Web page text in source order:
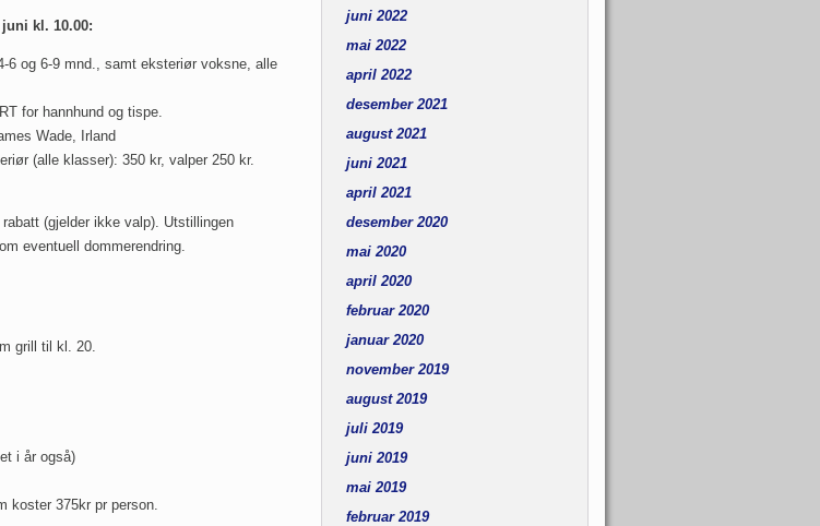
juni kl. 10.00:
6 og 6-9 mnd., samt eksteriør voksne, alle
for hannhund og tispe.
Wade, Irland
(alle klasser): 350 kr, valper 250 kr.
(gjelder ikke valp). Utstillingen
eventuell dommerendring.
grill til kl. 20.
i år også)
koster 375kr pr person.
juni 2022
mai 2022
april 2022
desember 2021
august 2021
juni 2021
april 2021
desember 2020
mai 2020
april 2020
februar 2020
januar 2020
november 2019
august 2019
juli 2019
juni 2019
mai 2019
februar 2019